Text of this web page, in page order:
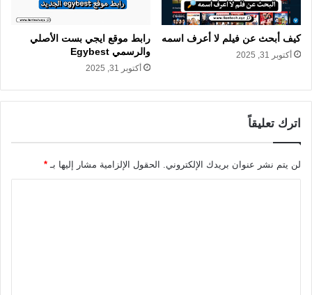
كيف أبحث عن فيلم لا أعرف اسمه
أكتوبر 31, 2025
رابط موقع ايجي بست الأصلي
والرسمي Egybest
أكتوبر 31, 2025
اترك تعليقاً
لن يتم نشر عنوان بريدك الإلكتروني. الحقول الإلزامية مشار إليها بـ *